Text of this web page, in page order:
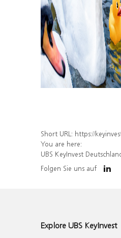
Short URL: https://keyinvest-de.ubs.com/
You are here:
UBS KeyInvest
Folgen Sie uns auf
Explore UBS KeyInvest